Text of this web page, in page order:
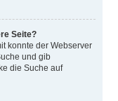
Seite?
konnte der Webserver
und gib
die Suche auf